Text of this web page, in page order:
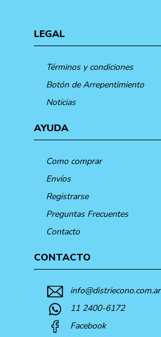
LEGAL
Términos y condiciones
Botón de Arrepentimiento
Noticias
AYUDA
Como comprar
Envíos
Registrarse
Preguntas Frecuentes
Contacto
CONTACTO
info@distriecono.com.ar
11 2400-6172
Facebook